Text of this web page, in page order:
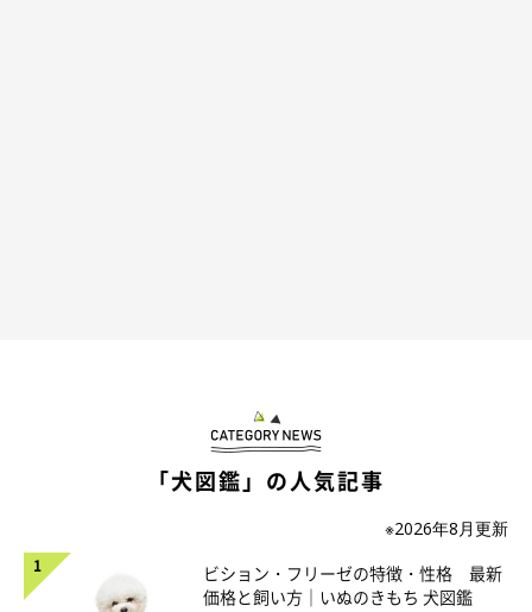
「犬図鑑」の人気記事
※2026年8月更新
ビション・フリーゼの特徴・性格 最新
価格と飼い方｜いぬのきもち 犬図鑑